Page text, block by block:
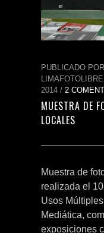
PUBLICADO POR
2014 / 2
MUESTRA DE
LOCALES
Muestra de
realizada el
Usos
Mediática,
exposiciones